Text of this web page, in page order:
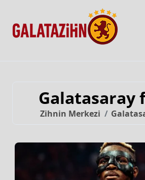
Galatasaray
Zihnin Merkezi